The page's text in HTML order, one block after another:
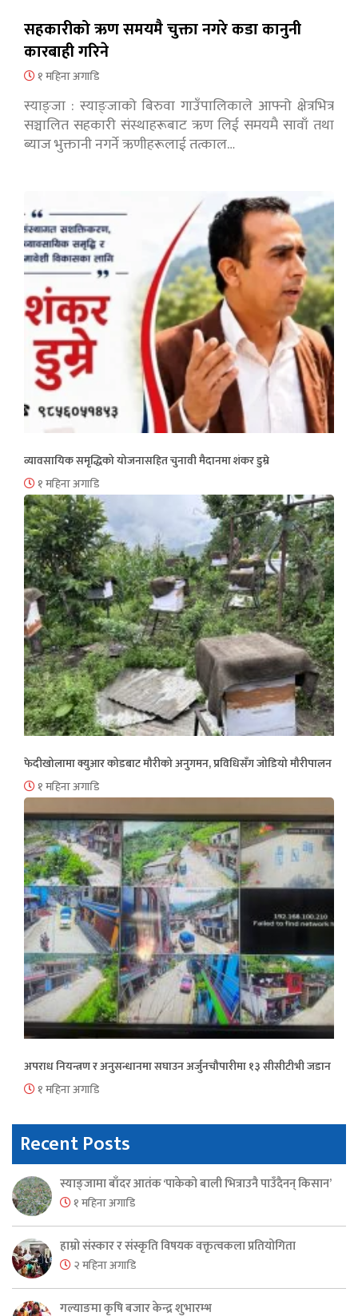
सहकारीको ऋण समयमै चुक्ता नगरे कडा कानुनी
कारबाही गरिने
१ महिना अगाडि
स्याङ्जा : स्याङ्जाको बिरुवा गाउँपालिकाले आफ्नो क्षेत्रभित्र
सञ्चालित सहकारी संस्थाहरूबाट ऋण लिई समयमै सावाँ तथा
ब्याज भुक्तानी नगर्ने ऋणीहरूलाई तत्काल…
व्यावसायिक समृद्धिको योजनासहित चुनावी मैदानमा शंकर डुम्रे
१ महिना अगाडि
फेदीखोलामा क्युआर कोडबाट मौरीको अनुगमन, प्रविधिसँग जोडियो मौरीपालन
१ महिना अगाडि
अपराध नियन्त्रण र अनुसन्धानमा सघाउन अर्जुनचौपारीमा १३ सीसीटीभी जडान
१ महिना अगाडि
Recent Posts
स्याङ्जामा बाँदर आतंक ‘पाकेको बाली भित्राउनै पाउँदैनन् किसान’
१ महिना अगाडि
हाम्रो संस्कार र संस्कृति विषयक वक्तृत्वकला प्रतियोगिता
२ महिना अगाडि
गल्याङमा कृषि बजार केन्द्र शुभारम्भ